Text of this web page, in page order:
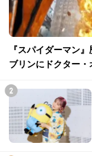
『スパイダーマン
ブリンにドクター